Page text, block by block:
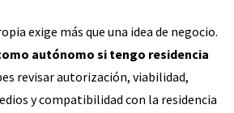
exige más que una idea de negocio.
autónomo si tengo residencia
revisar autorización, viabilidad,
y compatibilidad con la residencia